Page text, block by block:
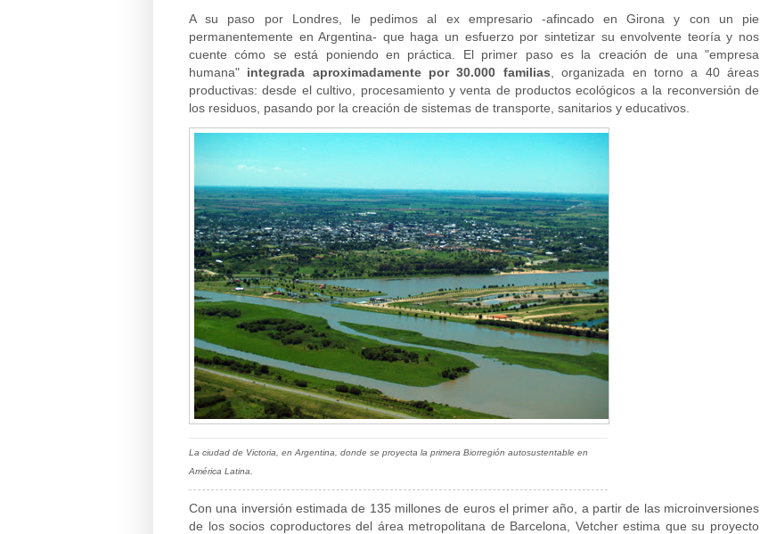
A su paso por Londres, le pedimos al ex empresario -afincado en Girona y con un pie
permanentemente en Argentina- que haga un esfuerzo por sintetizar su envolvente teoría y nos
cuente cómo se está poniendo en práctica. El primer paso es la creación de una "empresa
humana" integrada aproximadamente por 30.000 familias , organizada en torno a 40 áreas
productivas: desde el cultivo, procesamiento y venta de productos ecológicos a la reconversión de
los residuos, pasando por la creación de sistemas de transporte, sanitarios y educativos.
La ciudad de Victoria, en Argentina, donde se proyecta la primera Biorregión autosustentable en
América Latina
Con una inversión estimada de 135 millones de euros el primer año, a partir de las microinversiones
de los socios coproductores del área metropolitana de Barcelona, Vetcher estima que su proyecto